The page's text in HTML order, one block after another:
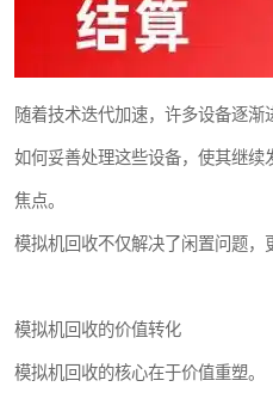
随着技术迭代加速，许多设备逐渐
如何妥善处理这些设备，使其继
焦点。
模拟机回收不仅解决了闲置问题，
模拟机回收的价值转化
模拟机回收的核心在于价值重塑。